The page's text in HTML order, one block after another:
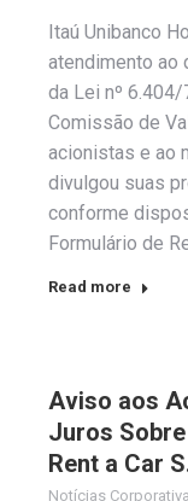
Itaú Unibanco
atendimento ao
da Lei nº
Comissão de
acionistas e ao
divulgou suas
conforme
Formulário de
Read more
Aviso aos
Juros
Rent a Car
Notícias